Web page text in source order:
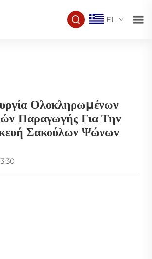
EL
Ολοκληρωμένων
Παραγωγής Για Την
Σακούλων Ψώνων